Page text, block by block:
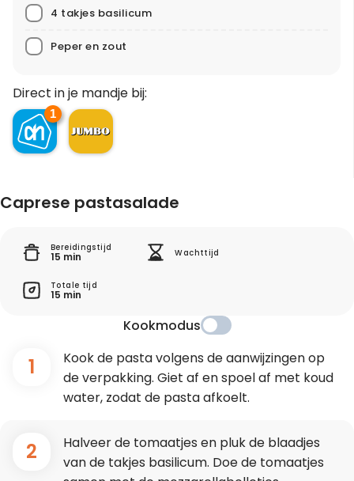
4 takjes basilicum
Peper en zout
Direct in je mandje bij:
1
Caprese pastasalade
Bereidingstijd
15 min Wachttijd
Totale tijd
15 min
Kookmodus
1
Kook de pasta volgens de aanwijzingen op
de verpakking. Giet af en spoel af met koud
water, zodat de pasta afkoelt.
2
Halveer de tomaatjes en pluk de blaadjes
van de takjes basilicum. Doe de tomaatjes